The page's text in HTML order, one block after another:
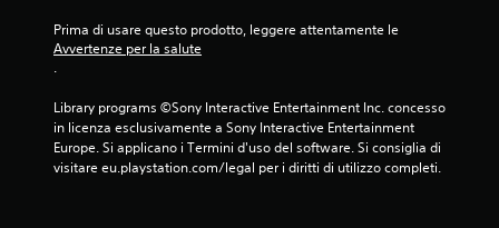
Prima di usare questo prodotto, leggere attentamente le
Avvertenze per la salute
.
Library programs ©Sony Interactive Entertainment Inc. concesso
in licenza esclusivamente a Sony Interactive Entertainment
Europe. Si applicano i Termini d'uso del software. Si consiglia di
visitare eu.playstation.com/legal per i diritti di utilizzo completi.